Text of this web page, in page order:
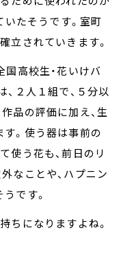
いたそうです。室町
立されていきます。
国高校生・花いけバ
、２人１組で、５分以
品の評価に加え、生
。使う器は事前の
使う花も、前日のリ
なことや、ハプニン
です。
ちになりますよね。